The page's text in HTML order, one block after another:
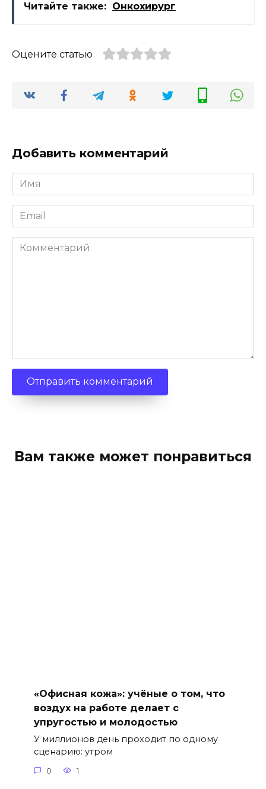
Читайте также: Онкохирург
Оцените статью
Добавить комментарий
Имя
Email
Комментарий
Вам также может понравиться
«Офисная кожа»: учёные о том, что
воздух на работе делает с
упругостью и молодостью
У миллионов день проходит по одному
сценарию: утром
0 1